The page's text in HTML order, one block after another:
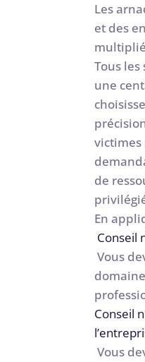
Les
et des
Tous
une
victimes
de
En
Conseil
Vous
Conseil
Vous